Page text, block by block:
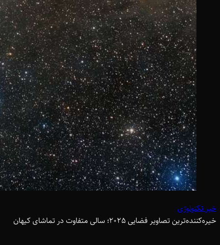
خبر تکنولوژی
خیره‌کننده‌ترین تصاویر فضایی 2025؛ سالی متفاوت در تماشای کیهان